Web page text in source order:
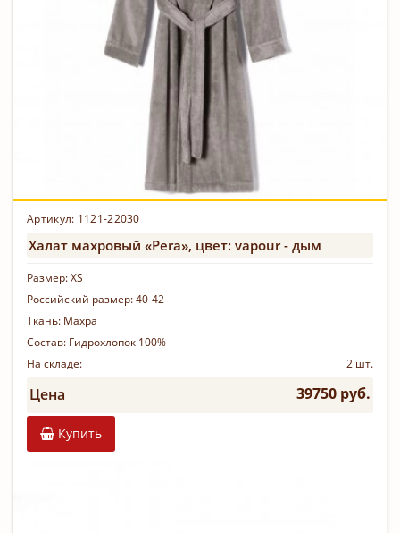
Артикул: 1121-22030
Халат махровый «Pera», цвет: vapour - дым
Размер:XS
Российский размер:40-42
Ткань: Махра
Состав: Гидрохлопок 100%
На складе:
2 шт.
Цена 39750 руб.
Купить